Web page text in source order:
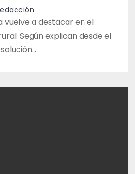
vuelve a destacar en el
Según explican desde el